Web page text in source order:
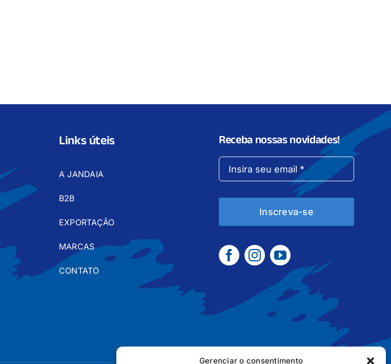
Gerenciar o consentimento
Links úteis
A JANDAIA
B2B
EXPORTAÇÃO
MARCAS
CONTATO
Receba nossas novidades!
Inscreva-se